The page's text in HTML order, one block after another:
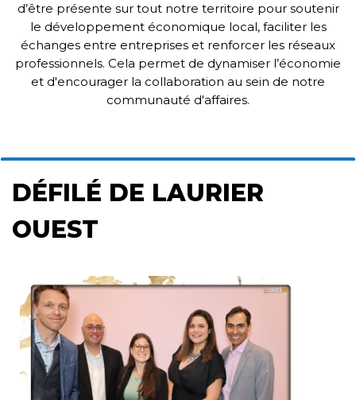
d’être présente sur tout notre territoire pour soutenir
le développement économique local, faciliter les
échanges entre entreprises et renforcer les réseaux
professionnels. Cela permet de dynamiser l’économie
et d'encourager la collaboration au sein de notre
communauté d'affaires.
DÉFILÉ DE LAURIER
OUEST